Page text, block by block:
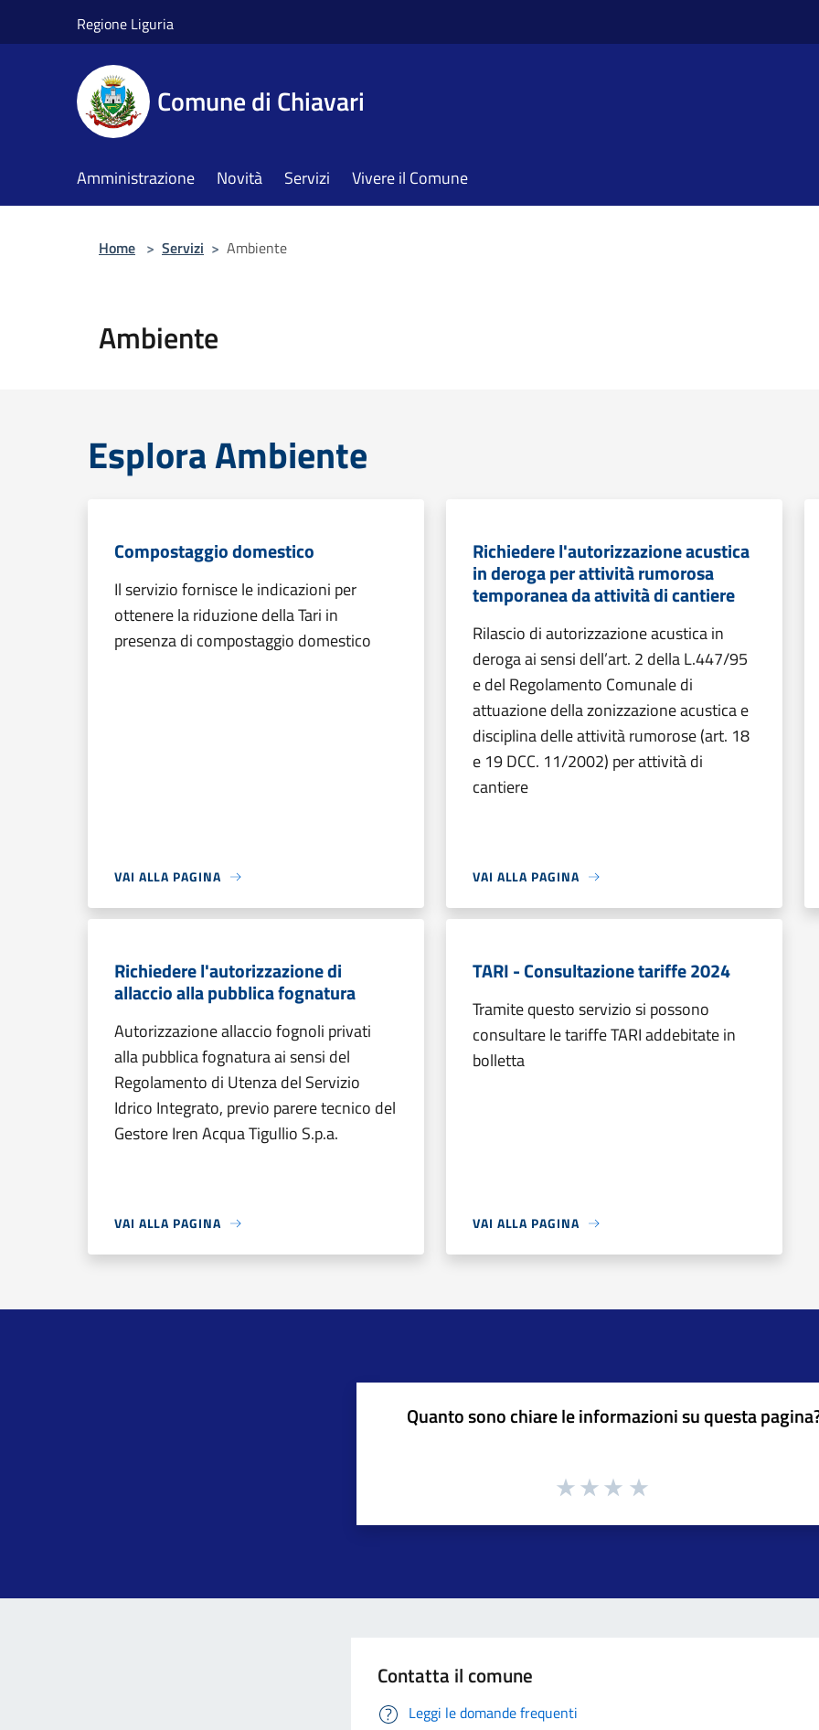
Regione Liguria
Comune di Chiavari
Amministrazione Novità Servizi Vivere il Comune
Home > Servizi > Ambiente
Ambiente
Esplora Ambiente
Compostaggio domestico
Il servizio fornisce le indicazioni per
ottenere la riduzione della Tari in
presenza di compostaggio domestico
VAI ALLA PAGINA
Richiedere l'autorizzazione acustica
in deroga per attività rumorosa
temporanea da attività di cantiere
Rilascio di autorizzazione acustica in
deroga ai sensi dell’art. 2 della L.447/95
e del Regolamento Comunale di
attuazione della zonizzazione acustica e
disciplina delle attività rumorose (art. 18
e 19 DCC. 11/2002) per attività di
cantiere
VAI ALLA PAGINA
Richiedere l'autorizzazione di
allaccio alla pubblica fognatura
Autorizzazione allaccio fognoli privati
alla pubblica fognatura ai sensi del
Regolamento di Utenza del Servizio
Idrico Integrato, previo parere tecnico del
Gestore Iren Acqua Tigullio S.p.a.
VAI ALLA PAGINA
TARI - Consultazione tariffe 2024
Tramite questo servizio si possono
consultare le tariffe TARI addebitate in
bolletta
VAI ALLA PAGINA
Quanto sono chiare le informazioni su questa
Contatta il comune
Leggi le domande frequenti